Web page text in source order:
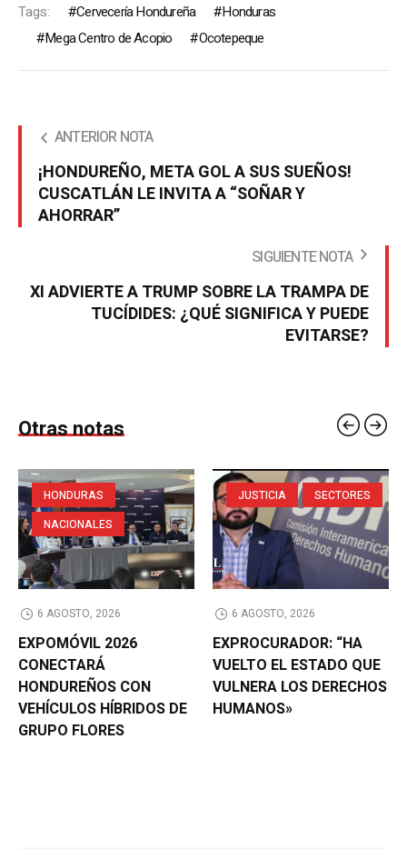
Tags: Cervecería Hondureña
Honduras
Mega Centro de Acopio
Ocotepeque
ANTERIOR NOTA
¡HONDUREÑO, META GOL A SUS SUEÑOS!
CUSCATLÁN LE INVITA A “SOÑAR Y
AHORRAR”
SIGUIENTE NOTA
XI ADVIERTE A TRUMP SOBRE LA TRAMPA DE
TUCÍDIDES: ¿QUÉ SIGNIFICA Y PUEDE
EVITARSE?
Otras notas
HONDURAS
NACIONALES
6 AGOSTO, 2026
EXPOMÓVIL 2026
CONECTARÁ
HONDUREÑOS CON
VEHÍCULOS HÍBRIDOS DE
GRUPO FLORES
JUSTICIA SECTORES
6 AGOSTO, 2026
EXPROCURADOR: “HA
VUELTO EL ESTADO QUE
VULNERA LOS DERECHOS
HUMANOS»